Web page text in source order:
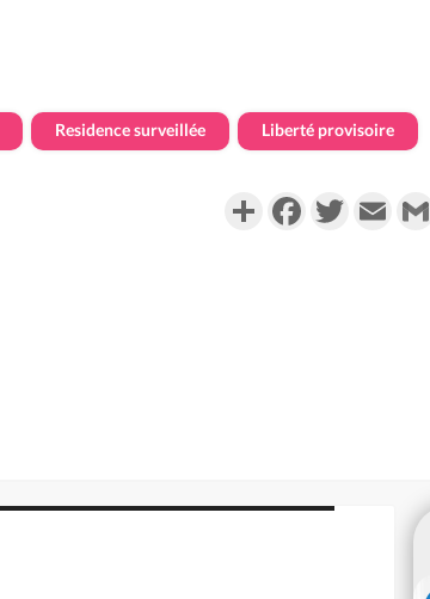
Residence surveillée Liberté provisoire
PartagerFacebookTwitterEmail